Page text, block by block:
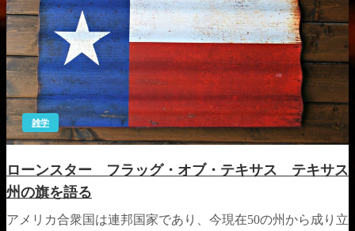
雑学
ローンスター フラッグ・オブ・テキサス テキサス
州の旗を語る
アメリカ合衆国は連邦国家であり、今現在50の州から成り立